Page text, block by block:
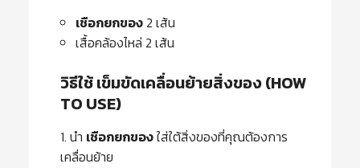
เชือกยกของ 2 เส้น
เสื้อคล้องไหล่ 2 เส้น
วิธีใช้ เข็มขัดเคลื่อนย้ายสิ่งของ (HOW
TO USE)
1. นำ เชือกยกของใส่ใต้สิ่งของที่คุณต้องการ
เคลื่อนย้าย